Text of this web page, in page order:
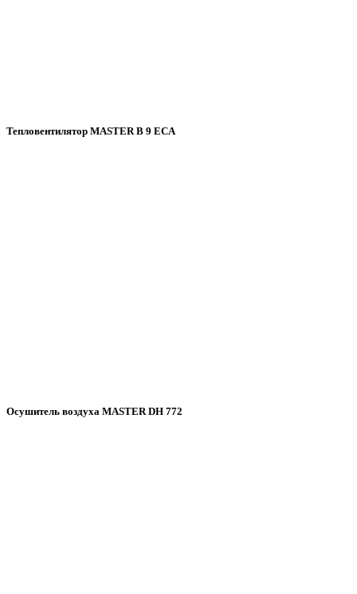
Тепловентилятор MASTER B 9 ECA
Осушитель воздуха MASTER DH 772